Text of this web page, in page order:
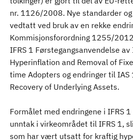
nr. 1126/2008. Nye standarder
vedtatt ved bruk av en rekke
Kommisjonsforordning 1255/
IFRS 1 Førstegangsanvendelse av
Hyperinflation and Removal of
time Adopters og endringer til IAS
Recovery of Underlying Assets.
Formålet med endringene i IFRS
unntak i virkeområdet til IFRS 1,
som har vært utsatt for kraftig